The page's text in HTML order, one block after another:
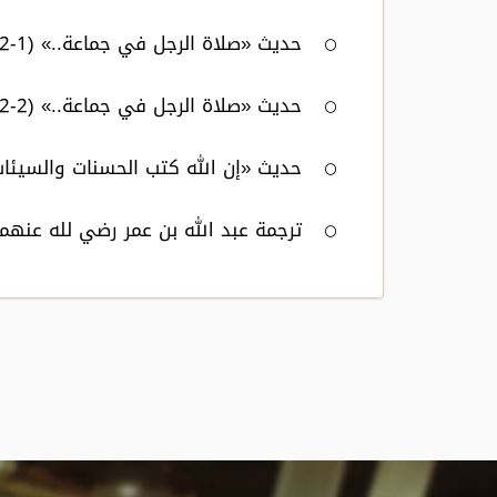
حديث «صلاة الرجل في جماعة..» (1-2)
حديث «صلاة الرجل في جماعة..» (2-2)
حديث «إن الله كتب الحسنات
ترجمة عبد الله بن عمر رضي لله